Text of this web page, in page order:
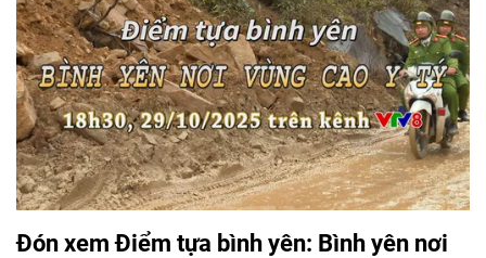
Đón xem Điểm tựa bình yên: Bình yên nơi